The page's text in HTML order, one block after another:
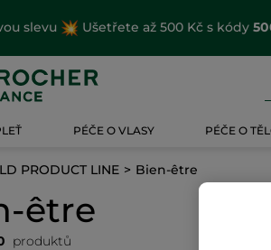
slevu Ušetřete až 500 Kč s kódy
PÉČE O VLASY PÉČE O
PRODUCT LINE Bien-être
être
produktů